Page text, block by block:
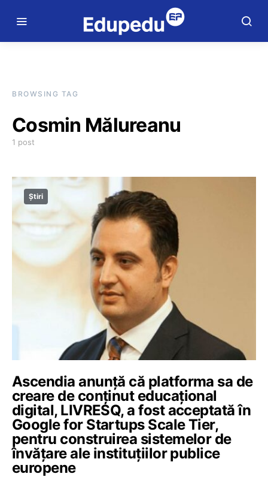
BROWSING TAG
Cosmin Mălureanu
1 post
Știri
Ascendia anunță că platforma sa de
creare de conținut educațional
digital, LIVRESQ, a fost acceptată în
Google for Startups Scale Tier,
pentru construirea sistemelor de
învățare ale instituțiilor publice
europene